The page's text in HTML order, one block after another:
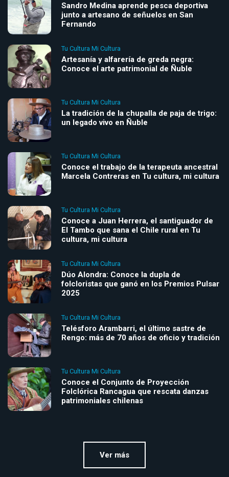
Sandro Medina aprende pesca deportiva
junto a artesano de señuelos en San
Fernando
Tu Cultura Mi Cultura
Artesanía y alfarería de greda negra:
Conoce el arte patrimonial de Ñuble
Tu Cultura Mi Cultura
La tradición de la chupalla de paja de trigo:
un legado vivo en Ñuble
Tu Cultura Mi Cultura
Conoce el trabajo de la terapeuta ancestral
Marcela Contreras en Tu cultura, mi cultura
Tu Cultura Mi Cultura
Conoce a Juan Herrera, el santiguador de
El Tambo que sana el Chile rural en Tu
cultura, mi cultura
Tu Cultura Mi Cultura
Dúo Alondra: Conoce la dupla de
folcloristas que ganó en los Premios Pulsar
2025
Tu Cultura Mi Cultura
Telésforo Arambarri, el último sastre de
Rengo: más de 70 años de oficio y tradición
Tu Cultura Mi Cultura
Conoce el Conjunto de Proyección
Folclórica Rancagua que rescata danzas
patrimoniales chilenas
Ver más